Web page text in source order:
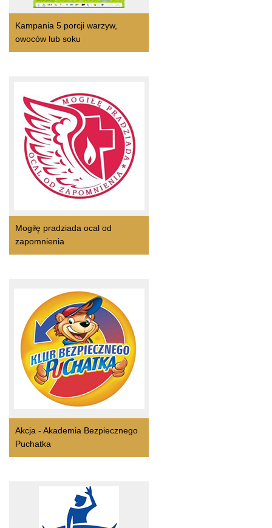
Kampania 5 porcji warzyw,
owoców lub soku
Mogiłę pradziada ocal od
zapomnienia
Akcja - Akademia Bezpiecznego
Puchatka